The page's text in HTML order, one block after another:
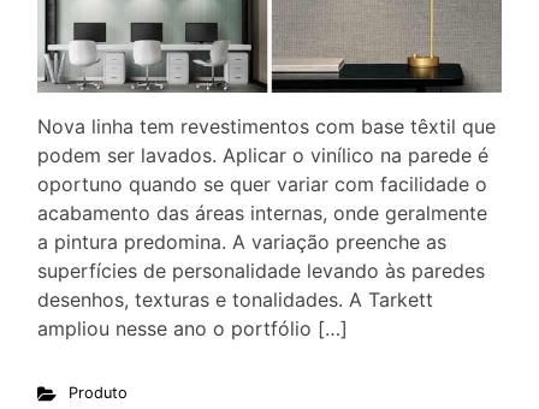
Nova linha tem revestimentos com base têxtil que
podem ser lavados. Aplicar o vinílico na parede é
oportuno quando se quer variar com facilidade o
acabamento das áreas internas, onde geralmente
a pintura predomina. A variação preenche as
superfícies de personalidade levando às paredes
desenhos, texturas e tonalidades. A Tarkett
ampliou nesse ano o portfólio […]
Produto